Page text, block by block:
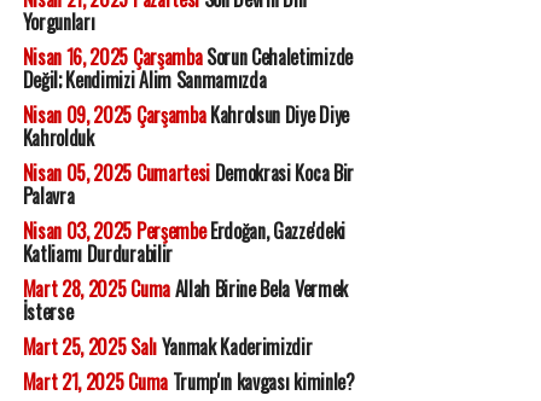
Yorgunları
Nisan 16, 2025 ÇarşambaSorun Cehaletimizde
Değil; Kendimizi Alim Sanmamızda
Nisan 09, 2025 ÇarşambaKahrolsun Diye Diye
Kahrolduk
Nisan 05, 2025 CumartesiDemokrasi Koca Bir
Palavra
Nisan 03, 2025 PerşembeErdoğan, Gazze'deki
Katliamı Durdurabilir
Mart 28, 2025 CumaAllah Birine Bela Vermek
İsterse
Mart 25, 2025 SalıYanmak Kaderimizdir
Mart 21, 2025 CumaTrump'ın kavgası kiminle?